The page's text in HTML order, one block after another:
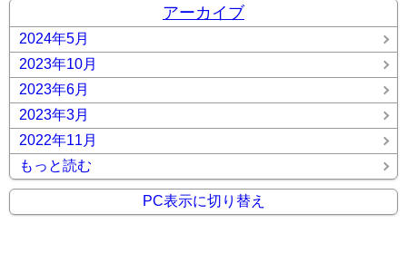
アーカイブ
2024年5月
2023年10月
2023年6月
2023年3月
2022年11月
もっと読む
PC表示に切り替え